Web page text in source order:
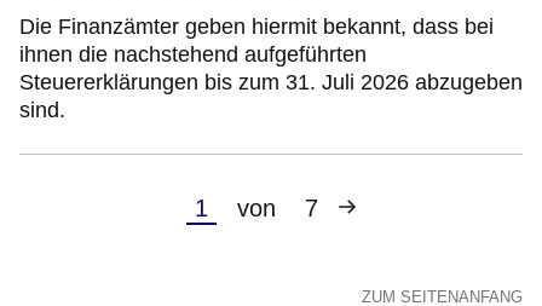
Die Finanzämter geben hiermit bekannt, dass bei
ihnen die nachstehend aufgeführten
Steuererklärungen bis zum 31. Juli 2026 abzugeben
sind.
Aktuelle
1 von 7
Nächste
ZUM SEITENANFANG